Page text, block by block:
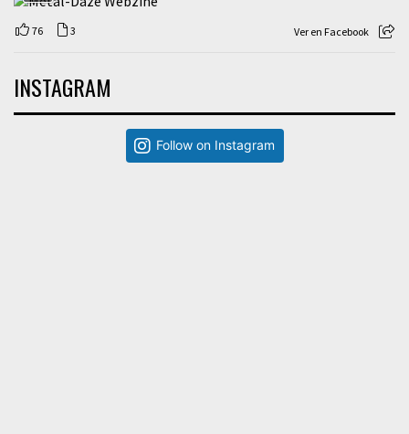
76 3 Ver en Facebook
INSTAGRAM
Follow on Instagram